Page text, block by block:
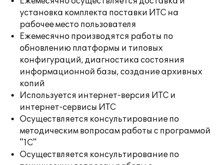
установка комплекта поставки ИТС на
рабочее место пользователя
Ежемесячно производятся работы по
обновлению платформы и типовых
конфигураций, диагностика состояния
информационной базы, создание архивных
копий
Используется интернет-версия ИТС и
интернет-сервисы ИТС
Осуществляется консультирование по
методическим вопросам работы с программой
"1С"
Осуществляется консультирование по